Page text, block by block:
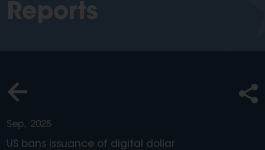
Reports
Sep, 2025
US bans issuance of digital dollar